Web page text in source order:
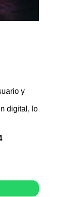
y
digital, lo